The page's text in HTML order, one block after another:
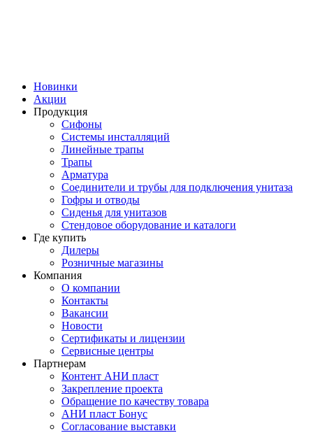
Новинки
Акции
Продукция
Сифоны
Системы инсталляций
Линейные трапы
Трапы
Арматура
Соединители и трубы для подключения унитаза
Гофры и отводы
Сиденья для унитазов
Стендовое оборудование и каталоги
Где купить
Дилеры
Розничные магазины
Компания
О компании
Контакты
Вакансии
Новости
Сертификаты и лицензии
Сервисные центры
Партнерам
Контент АНИ пласт
Закрепление проекта
Обращение по качеству товара
АНИ пласт Бонус
Согласование выставки